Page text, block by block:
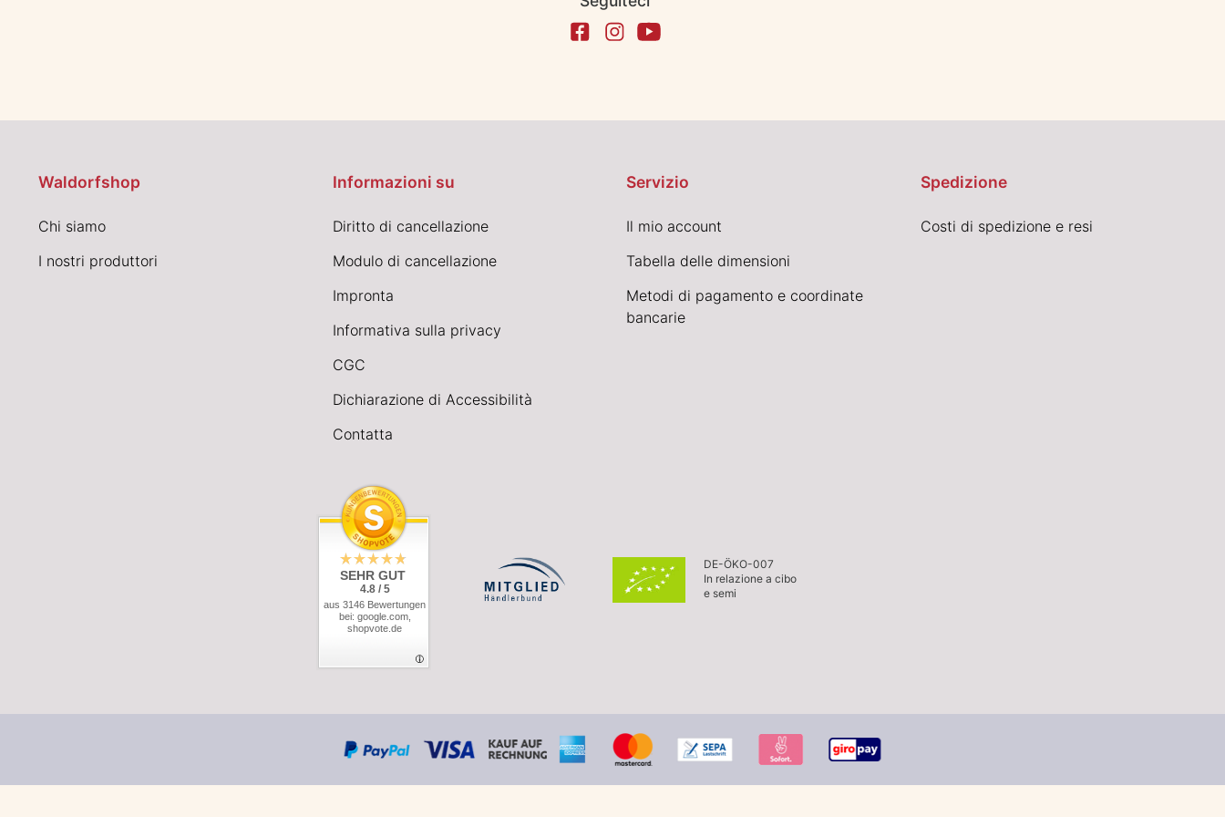
Waldorfshop
Chi siamo
I nostri produttori
Informazioni su
Diritto di cancellazione
Modulo di cancellazione
Impronta
Informativa sulla privacy
CGC
Dichiarazione di Accessibilità
Contatta
Servizio
Il mio account
Tabella delle dimensioni
Metodi di pagamento e coordinate
bancarie
Spedizione
Costi di spedizione e resi
SEHR GUT
4.8 / 5
aus 3146 Bewertungen
bei: google.com,
shopvote.de
DE-ÖKO-007
In relazione a cibo
e semi